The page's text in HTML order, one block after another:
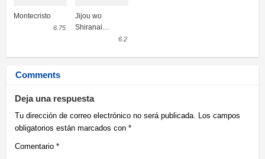
Montecristo
6.75
Jijou wo
Shiranai
6.2
Comments
Deja una respuesta
Tu dirección de correo electrónico no será publicada. Los campos
obligatorios están marcados con *
Comentario *